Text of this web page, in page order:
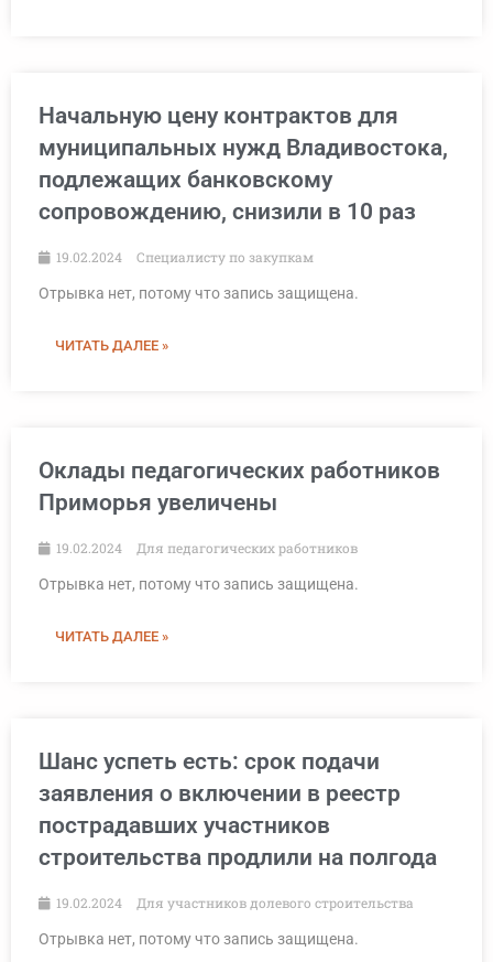
Начальную цену контрактов для
муниципальных нужд Владивостока,
подлежащих банковскому
сопровождению, снизили в 10 раз
19.02.2024 Специалисту по закупкам
Отрывка нет, потому что запись защищена.
ЧИТАТЬ ДАЛЕЕ »
Оклады педагогических работников
Приморья увеличены
19.02.2024 Для педагогических работников
Отрывка нет, потому что запись защищена.
ЧИТАТЬ ДАЛЕЕ »
Шанс успеть есть: срок подачи
заявления о включении в реестр
пострадавших участников
строительства продлили на полгода
19.02.2024 Для участников долевого строительства
Отрывка нет, потому что запись защищена.